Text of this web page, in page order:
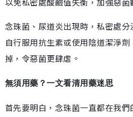
念珠菌、尿道炎出現時，私密處
自行服用抗生素或使用陰道潔淨
掉，令惡菌更肆虐。
無須用藥？一文看清用藥迷思
首先要明白，念珠菌一直都在我